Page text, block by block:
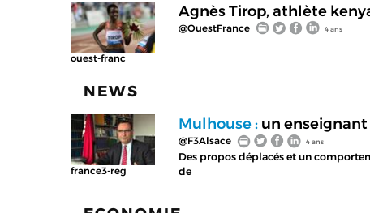
ouest-franc
Agnès Tirop, athlète
@OuestFrance 4 ans
NEWS
france3-reg
Mulhouse : un enseignant
@F3Alsace 4 ans
Des propos déplacés et un
de